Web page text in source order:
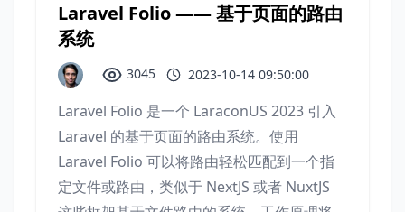
Laravel Folio —— 基于页面的路由
系统
3045 2023-10-14 09:50:00
Laravel Folio 是一个 LaraconUS 2023 引入
Laravel 的基于页面的路由系统。使用
Laravel Folio 可以将路由轻松匹配到一个指
定文件或路由，类似于 NextJS 或者 NuxtJS